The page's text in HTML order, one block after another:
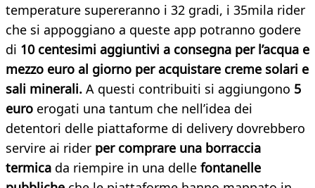
temperature supereranno i 32 gradi, i 35mila rider
che si appoggiano a queste app potranno godere
di 10 centesimi aggiuntivi a consegna per l’acqua e
mezzo euro al giorno per acquistare creme solari e
sali minerali. A questi contribuiti si aggiungono 5
euro erogati una tantum che nell’idea dei
detentori delle piattaforme di delivery dovrebbero
servire ai rider per comprare una borraccia
termica da riempire in una delle fontanelle